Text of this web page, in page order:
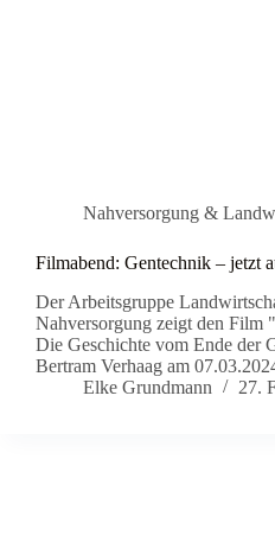
Nahversorgung &
Filmabend: Gentechnik – jetzt
Der Arbeitsgruppe
Nahversorgung zeigt den Film
Die Geschichte vom Ende der
Bertram Verhaag am
Elke Grundmann
27.